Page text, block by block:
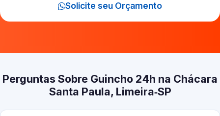
Solicite seu Orçamento
Perguntas Sobre Guincho 24h na Chácara
Santa Paula, Limeira‑SP